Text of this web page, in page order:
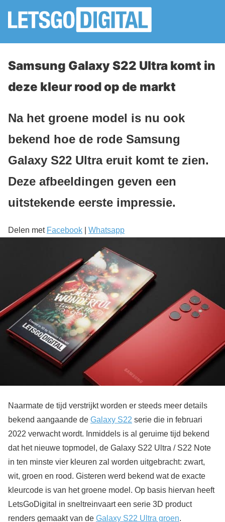
Samsung Galaxy S22 Ultra komt in
deze kleur rood op de markt
Na het groene model is nu ook
bekend hoe de rode Samsung
Galaxy S22 Ultra eruit komt te zien.
Deze afbeeldingen geven een
uitstekende eerste impressie.
Delen met Facebook Whatsapp
Naarmate de tijd verstrijkt worden er steeds meer details
bekend aangaande de Galaxy S22 serie die in februari
2022 verwacht wordt. Inmiddels is al geruime tijd bekend
dat het nieuwe topmodel, de Galaxy S22 Ultra / S22 Note
in ten minste vier kleuren zal worden uitgebracht: zwart,
wit, groen en rood. Gisteren werd bekend wat de exacte
kleurcode is van het groene model. Op basis hiervan heeft
LetsGoDigital in sneltreinvaart een serie 3D product
renders gemaakt van de Galaxy S22 Ultra groen.